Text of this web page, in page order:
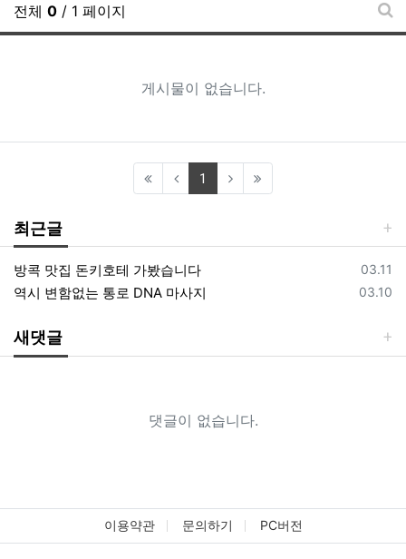
전체 0 / 1 페이지
새
게시물이 없습니다.
1 (current)
최근글
등록일
03.11
방콕 맛집 돈키호테 가봤습니다
등록일
03.10
역시 변함없는 통로 DNA 마사지
새댓글
댓글이 없습니다.
이용약관 문의하기 PC버전